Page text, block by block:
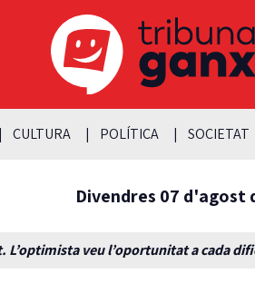
CULTURA POLÍTICA SOCIETAT
Divendres 07 d'agost
veu l’oportunitat a cada